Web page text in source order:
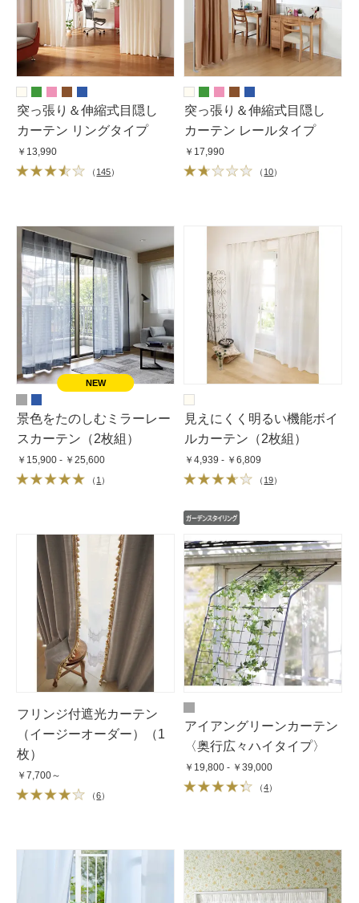
突っ張り＆伸縮式目隠し
カーテン リングタイプ
￥13,990
（ 145）
突っ張り＆伸縮式目隠し
カーテン レールタイプ
￥17,990
（ 10）
景色をたのしむミラーレー
スカーテン（2枚組）
￥15,900 - ￥25,600
（ 1 ）
見えにくく明るい機能ボイ
ルカーテン（2枚組）
￥4,939 - ￥6,809
（ 19）
フリンジ付遮光カーテン
（イージーオーダー）（1
枚）
￥7,700～
（6）
アイアングリーンカーテン
〈奥行広々ハイタイプ〉
￥19,800 - ￥39,000
（4）